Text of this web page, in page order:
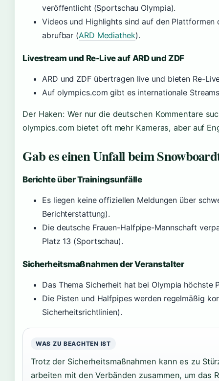
veröffentlicht (Sportschau Olympia).
Videos und Highlights sind auf den
abrufbar (ARD Mediathek).
Livestream und Re-Live auf ARD und ZDF
ARD und ZDF übertragen live und bieten Re-
Auf olympics.com gibt es internationale
Der Haken: Wer nur die deutschen Kommentare
olympics.com bietet oft mehr Kameras, aber auf
Gab es einen Unfall beim
Berichte über Trainingsunfälle
Es liegen keine offiziellen Meldungen über
Berichterstattung).
Die deutsche Frauen-Halfpipe-Mannschaft
Platz 13 (Sportschau).
Sicherheitsmaßnahmen der Veranstalter
Das Thema Sicherheit hat bei Olympia höchste
Die Pisten und Halfpipes werden regelmäßig
Sicherheitsrichtlinien).
WAS ZU BEACHTEN IST
Trotz der Sicherheitsmaßnahmen kann es zu
arbeiten mit den Verbänden zusammen, um das